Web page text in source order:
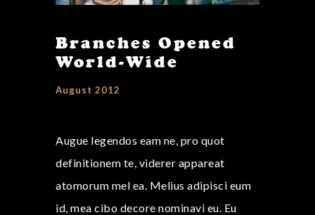
Branches Opened
World-Wide
August 2012
Augue legendos eam ne, pro quot
definitionem te, viderer appareat
atomorum mel ea. Melius adipisci eum
id, mea cibo decore nominavi eu. Eu